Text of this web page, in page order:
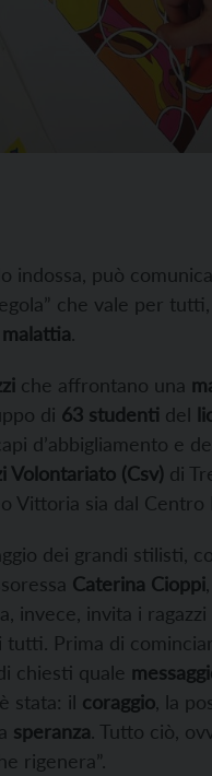
indossa, può
che vale per
malattia.
che affrontano una
di 63 studenti del
d’abbigliamento e
Volontariato (Csv) di
Vittoria sia dal Centro
dei grandi stilisti,
Caterina Cioppi
invece, invita i
Prima di
chiesti quale
stata: il coraggio, la
speranza. Tutto ciò,
rigenera”.